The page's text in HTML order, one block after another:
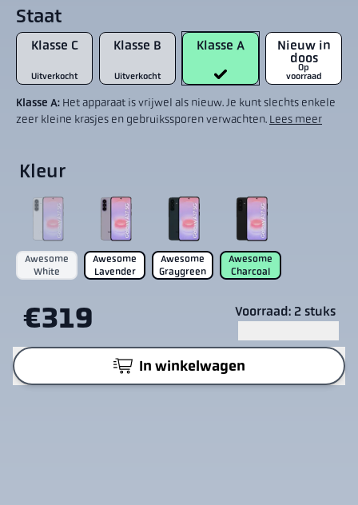
Staat
Klasse C
Uitverkocht
Klasse B
Uitverkocht
Klasse A
Nieuw in
doos
Op
voorraad
Klasse A: Het apparaat is vrijwel als nieuw. Je kunt slechts enkele
zeer kleine krasjes en gebruikssporen verwachten. Lees meer
Kleur
Awesome
White
Awesome
Lavender
Awesome
Graygreen
Awesome
Charcoal
€319 Voorraad: 2 stuks
In winkelwagen